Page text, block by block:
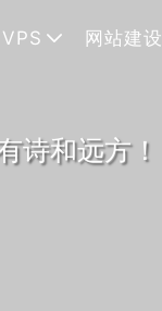
VPS 网站建设
诗和远方！